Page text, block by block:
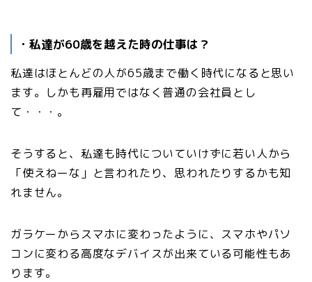
・私達が60歳を越えた時の仕事は？
私達はほとんどの人が65歳まで働く時代になると思い
ます。しかも再雇用ではなく普通の会社員とし
て・・・。
そうすると、私達も時代についていけずに若い人から
「使えねーな」と言われたり、思われたりするかも知
れません。
ガラケーからスマホに変わったように、スマホやパソ
コンに変わる高度なデバイスが出来ている可能性もあ
ります。